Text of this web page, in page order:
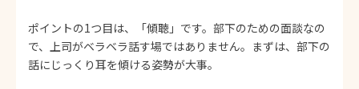
ポイントの1つ目は、「傾聴」です。部下のための面談なの
で、上司がベラベラ話す場ではありません。まずは、部下の
話にじっくり耳を傾ける姿勢が大事。